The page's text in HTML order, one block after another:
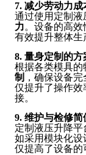
7. 减少劳动力成
通过使用定制
力。设备的高
有效提升整体生
8. 量身定制的方
根据各类模具
制 ，确保设备
仅提升了操作
接。
9. 维护与检修简
定制液压升降
如采用模块化设
仅提高了设备的